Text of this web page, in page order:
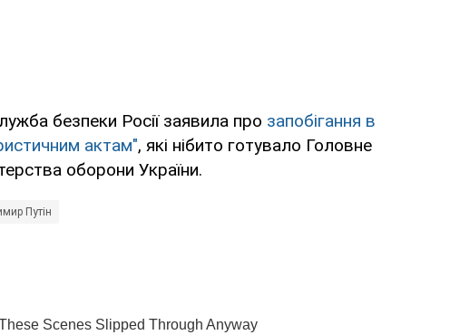
безпеки Росії заявила про запобігання в
актам", які нібито готувало Головне
оборони України.
Путін